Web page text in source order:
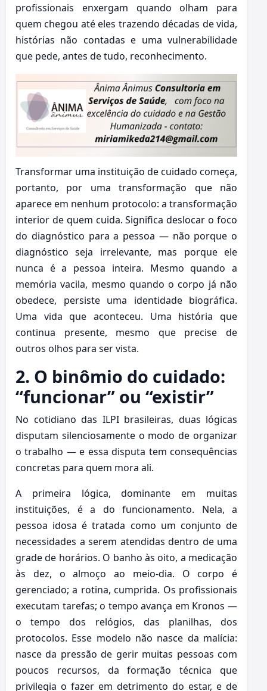
profissionais enxergam quando olham para
quem chegou até eles trazendo décadas de vida,
histórias não contadas e uma vulnerabilidade
que pede, antes de tudo, reconhecimento.
Transformar uma instituição de cuidado começa,
portanto, por uma transformação que não
aparece em nenhum protocolo: a transformação
interior de quem cuida. Significa deslocar o foco
do diagnóstico para a pessoa — não porque o
diagnóstico seja irrelevante, mas porque ele
nunca é a pessoa inteira. Mesmo quando a
memória vacila, mesmo quando o corpo já não
obedece, persiste uma identidade biográfica.
Uma vida que aconteceu. Uma história que
continua presente, mesmo que precise de
outros olhos para ser vista.
2. O binômio do cuidado:
“funcionar” ou “existir”
No cotidiano das ILPI brasileiras, duas lógicas
disputam silenciosamente o modo de organizar
o trabalho — e essa disputa tem consequências
concretas para quem mora ali.
A primeira lógica, dominante em muitas
instituições, é a do funcionamento. Nela, a
pessoa idosa é tratada como um conjunto de
necessidades a serem atendidas dentro de uma
grade de horários. O banho às oito, a medicação
às dez, o almoço ao meio-dia. O corpo é
gerenciado; a rotina, cumprida. Os profissionais
executam tarefas; o tempo avança em Kronos —
o tempo dos relógios, das planilhas, dos
protocolos. Esse modelo não nasce da malícia:
nasce da pressão de gerir muitas pessoas com
poucos recursos, da formação técnica que
privilegia o fazer em detrimento do estar, e de